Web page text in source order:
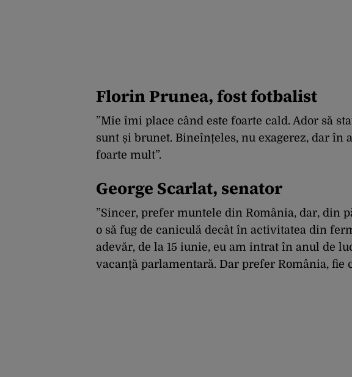
Florin Prunea, fost fotbalist
”Mie îmi place când este foarte cald. Ador să
sunt și brunet. Bineînțeles, nu exagerez, dar în
foarte mult”.
George Scarlat, senator
”Sincer, prefer muntele din România, dar, din
o să fug de caniculă decât în activitatea din
adevăr, de la 15 iunie, eu am intrat în anul de
vacanță parlamentară. Dar prefer România, fie